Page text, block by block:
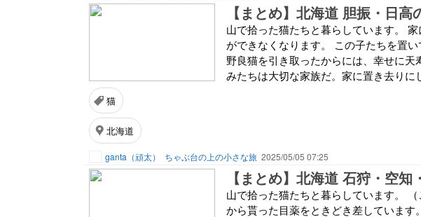
【まとめ】北海道 胆振・日高
山で拾った猫たちと暮らしています。
ができなくなります。 この子たちを置
野良猫を引き取ったからには、幸せに
みたちは大切な家族だ。家に置き去りに
猫
北海道
ganta（頑太） ちゃぶ台の上の小さな旅 2025/05/05 07:25
【まとめ】北海道 石狩・空知
山で拾った猫たちと暮らしています。
から貰った目薬をときどき差していま